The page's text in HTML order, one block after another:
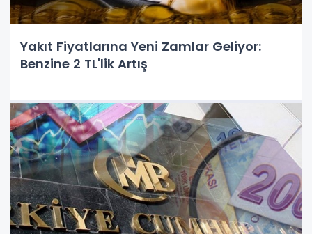
Yakıt Fiyatlarına Yeni Zamlar Geliyor:
Benzine 2 TL'lik Artış